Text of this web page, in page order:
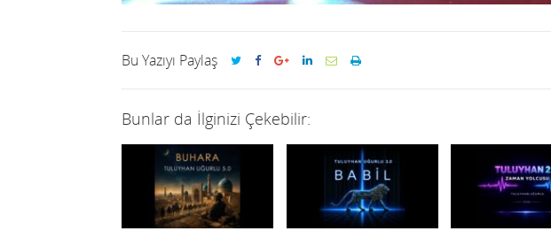
Bu Yazıyı Paylaş
Bunlar da İlginizi Çekebilir: